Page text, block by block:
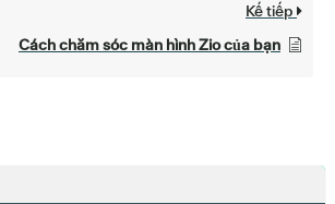
Kế tiếp
Cách chăm sóc màn hình Zio của bạn